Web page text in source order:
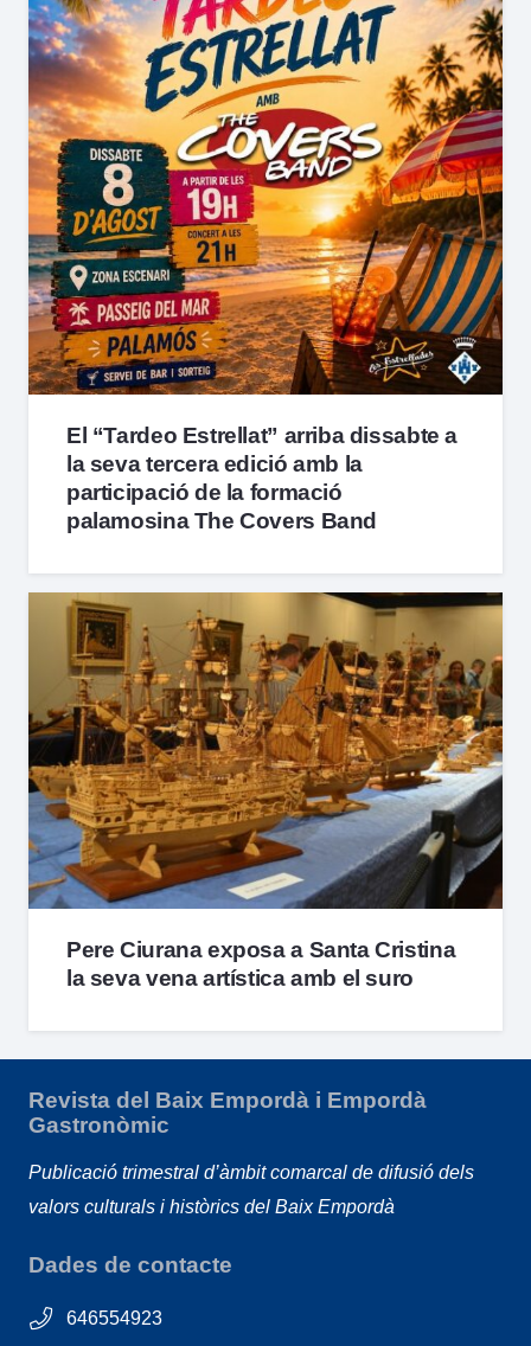
El “Tardeo Estrellat” arriba dissabte a
la seva tercera edició amb la
participació de la formació
palamosina The Covers Band
Pere Ciurana exposa a Santa Cristina
la seva vena artística amb el suro
Revista del Baix Empordà i Empordà
Gastronòmic
Publicació trimestral d’àmbit comarcal de difusió dels
valors culturals i històrics del Baix Empordà
Dades de contacte
646554923